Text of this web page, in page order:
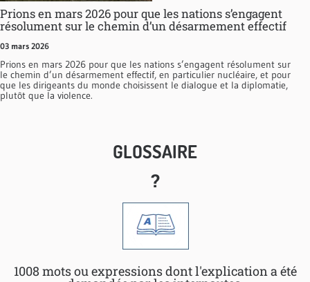
Prions en mars 2026 pour que les nations s’engagent
résolument sur le chemin d’un désarmement effectif
03 mars 2026
Prions en mars 2026 pour que les nations s’engagent résolument sur
le chemin d’un désarmement effectif, en particulier nucléaire, et pour
que les dirigeants du monde choisissent le dialogue et la diplomatie,
plutôt que la violence.
GLOSSAIRE
?
1008 mots ou expressions dont l'explication a été